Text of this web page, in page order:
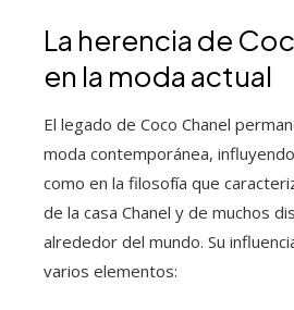
La herencia de
en la moda actual
El legado de Coco Chanel
moda contemporánea,
como en la filosofía que
de la casa Chanel y de muchos
alrededor del mundo. Su
varios elementos: